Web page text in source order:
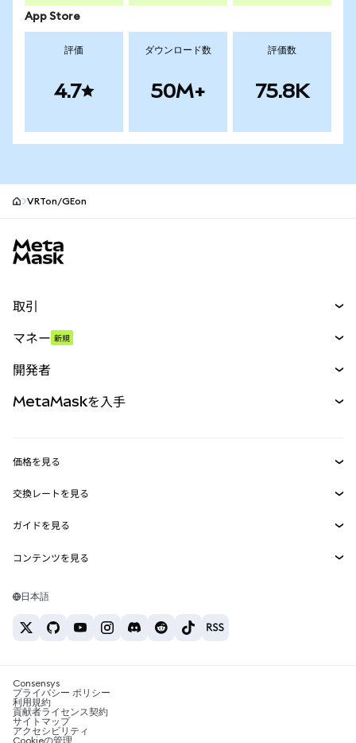
App Store
評価
4.7
ダウンロード数
50M+
評価数
75.8K
VRTon/GEon
取引
パーペチュアル
RWA
マネー 新規
開発者
MetaMask Connect
Snaps
Web3サービス
MetaMaskを入手
セキュリティ
サポート
キャリア
お問い合わせ
価格を見る
イーサリアムの価格
Solanaの価格
Tetherの価格
交換レートを見る
ETH→USD
USDT→INR
BTC→INR
ETH→USDT
ガイドを見る
ETHの購入
USDTの購入
SHIBの購入
BNBの購入
コンテンツを見る
Solanaウォレット
税制関連ニュース
暗号資産の購入方法は？
ビットコインを売るには？
日本語
Consensys
プライバシー ポリシー
利用規約
貢献者ライセンス契約
サイトマップ
アクセシビリティ
Cookieの管理